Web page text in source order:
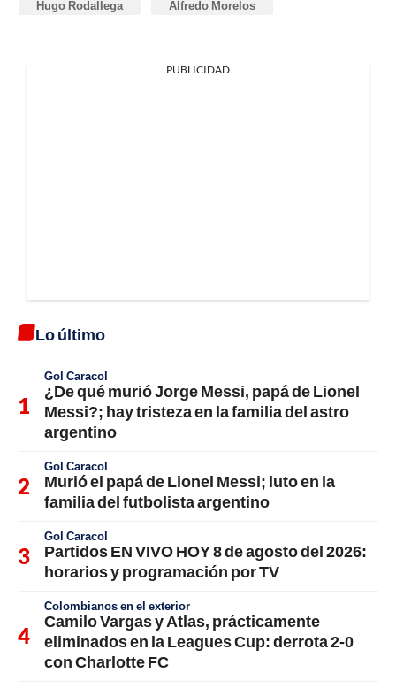
Hugo Rodallega Alfredo Morelos
PUBLICIDAD
Lo último
Gol Caracol
¿De qué murió Jorge Messi, papá de Lionel
Messi?; hay tristeza en la familia del astro
argentino
Gol Caracol
Murió el papá de Lionel Messi; luto en la
familia del futbolista argentino
Gol Caracol
Partidos EN VIVO HOY 8 de agosto del 2026:
horarios y programación por TV
Colombianos en el exterior
Camilo Vargas y Atlas, prácticamente
eliminados en la Leagues Cup: derrota 2-0
con Charlotte FC